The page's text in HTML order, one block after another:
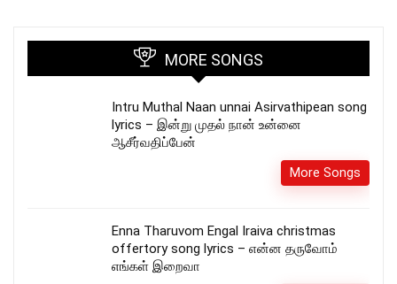
MORE SONGS
Intru Muthal Naan unnai Asirvathipean song
lyrics – இன்று முதல் நான் உன்னை
ஆசீர்வதிப்பேன்
More Songs
Enna Tharuvom Engal Iraiva christmas
offertory song lyrics – என்ன தருவோம்
எங்கள் இறைவா